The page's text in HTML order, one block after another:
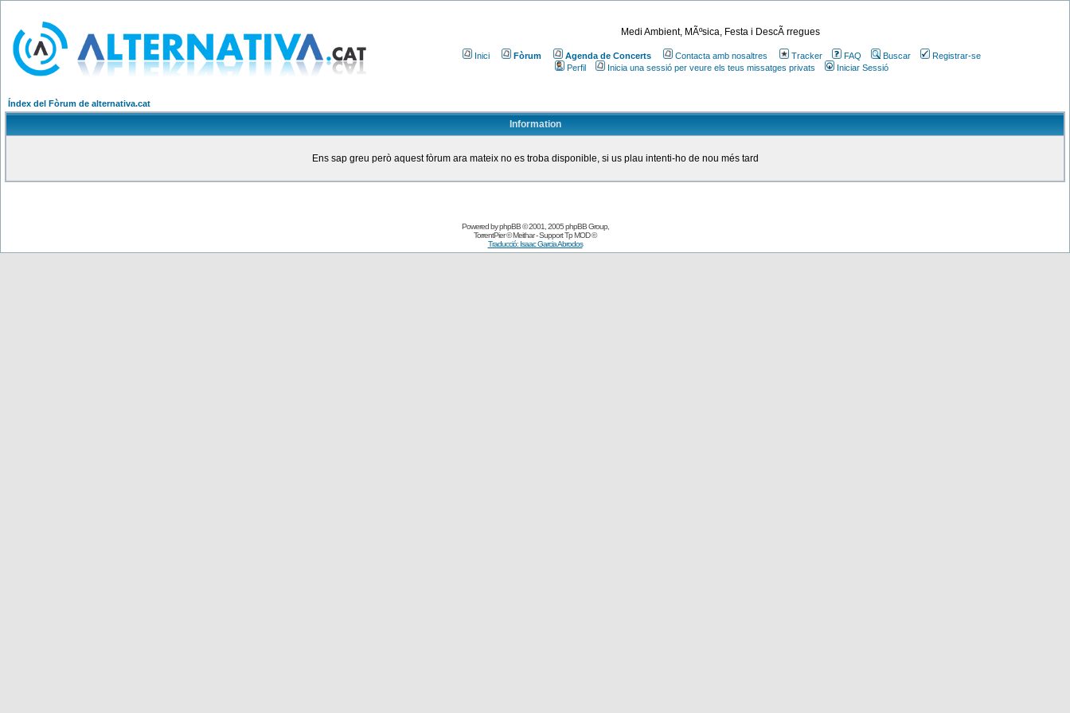
Medi Ambient, MÃºsica, Festa i DescÃ rregues
Inici Fòrum Agenda de Concerts Contacta amb nosaltres Tracker FAQ Buscar
Registrar-se
Perfil
Inicia una sessió per veure els teus missatges privats Iniciar Sessió
Índex del Fòrum de alternativa.cat
Information
Ens sap greu però aquest fòrum ara mateix no es troba disponible, si us plau intenti-ho de nou més tard
Powered byphpBB© 2001, 2005 phpBB Group,
TorrentPier© Meithar - SupportTp MOD©
Traducció: Isaac Garcia Abrodos